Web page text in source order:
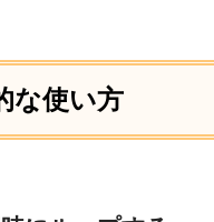
な使い方